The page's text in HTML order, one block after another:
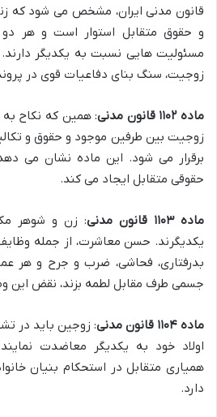
قانون مدنی ایران، مشخص می شود که
و حقوق متقابل استوار است و هر
مسئولیت هایی نسبت به یکدیگر دارند.
زوجیت، سنگ بنای دفاعیات قوی در
ماده ۱۱۰۲ قانون مدنی
: همین که نکاح
زوجیت بین طرفین موجود و حقوق و
برقرار می شود. این ماده نشان می
حقوقی متقابل ایجاد می کند.
ماده ۱۱۰۳ قانون مدنی
: زن و شوهر
یکدیگرند. حسن معاشرت، از جمله
بدرفتاری، فحاشی، ضرب و جرح و هر
جسمی طرف مقابل لطمه بزند، نقض این
ماده ۱۱۰۴ قانون مدنی
: زوجین باید در
اولاد خود به یکدیگر معاضدت
همیاری متقابل در استحکام بنیان
دارد.